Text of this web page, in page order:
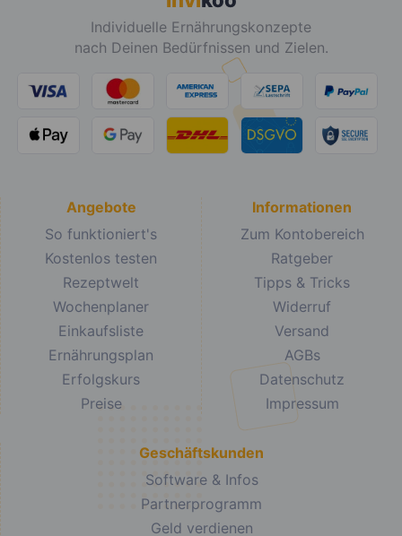
Individuelle Ernährungskonzepte
nach Deinen Bedürfnissen und Zielen.
Angebote
So funktioniert's
Kostenlos testen
Rezeptwelt
Wochenplaner
Einkaufsliste
Ernährungsplan
Erfolgskurs
Preise
Informationen
Zum Kontobereich
Ratgeber
Tipps & Tricks
Widerruf
Versand
AGBs
Datenschutz
Impressum
Geschäftskunden
Software & Infos
Partnerprogramm
Geld verdienen